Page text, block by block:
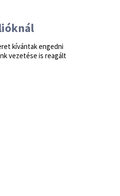
kívántak engedni
vezetése is reagált